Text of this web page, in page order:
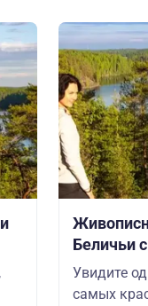
Беличьи
Увидите
самых